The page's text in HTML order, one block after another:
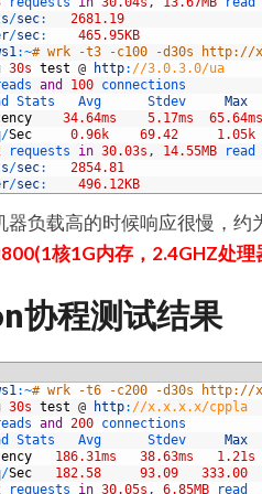
/sec:
2681.19
/sec:
465.95KB
:~# wrk -t3 -c100 -d30s
30s test @ http: //3.0.3.0/ua
and 100 connections
Stats Avg Stdev Max
34.64ms 5.17ms
65.64ms
/Sec 0.96k 69.42
1.05k
requests in 30.03s , 14.55MB
read
/sec:
2854.81
/sec: 496.12KB
器负载高的时候响应很慢，
核1G内存，2.4GHZ处理
协程测试结果
:~# wrk -t6 -c200 -d30s http://
30s test @ http: //x.x.x.x/cppla
and 200 connections
Stats Avg Stdev Max
186.31ms 38.63ms
1.21s
/Sec 182.58 93.09
333.00
requests in 30.05s , 6.85MB read